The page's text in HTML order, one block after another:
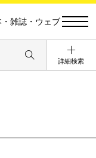
・雑誌・ウェブ
詳細検索